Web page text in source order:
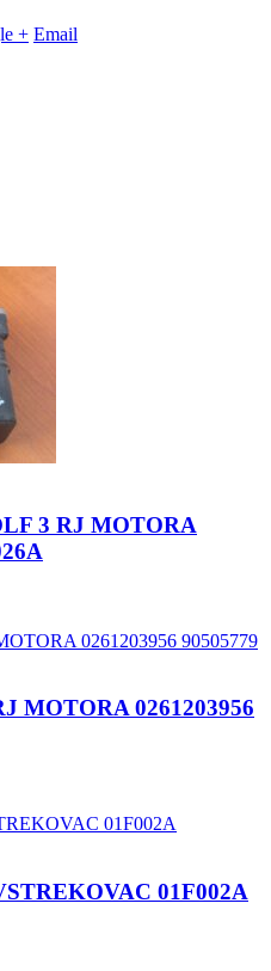
+ Email
3 RJ MOTORA
MOTORA 0261203956
01F002A